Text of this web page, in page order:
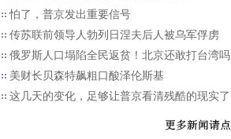
怕了，普京发出重要信号
传苏联前领导人勃列日涅夫后人被乌军俘虏
俄罗斯人口塌陷全民返贫！北京还敢打台湾吗
美财长贝森特飙粗口酸泽伦斯基
这几天的变化，足够让普京看清残酷的现实了